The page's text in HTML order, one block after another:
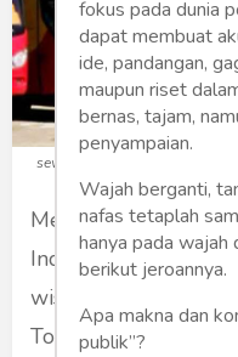
sewa-bus-pariwisata-medan
Medan, sebagai
Indonesia dan
wisata populer
Toba dan Brastagi,
fokus pada dunia
dapat membuat
ide, pandangan,
maupun riset
bernas, tajam,
penyampaian.
Wajah berganti,
nafas tetaplah
hanya pada wajah
berikut jeroannya.
Apa makna dan
publik”?